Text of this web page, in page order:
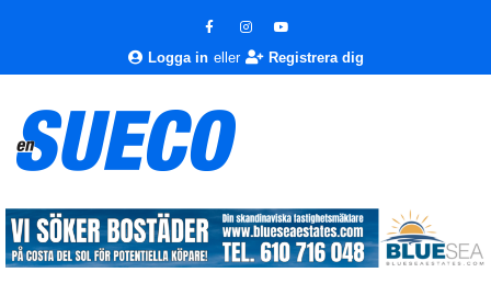
Logga in eller Registrera dig